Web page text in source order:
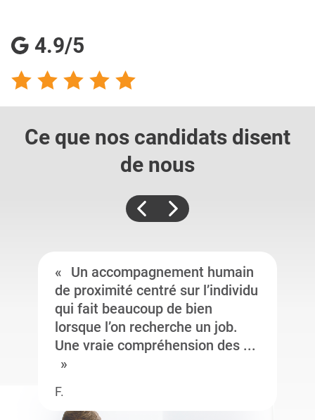
4.9/5
Ce que nos candidats disent
de nous
Un accompagnement humain
de proximité centré sur l’individu
qui fait beaucoup de bien
lorsque l’on recherche un job.
Une vraie compréhension des ...
F.